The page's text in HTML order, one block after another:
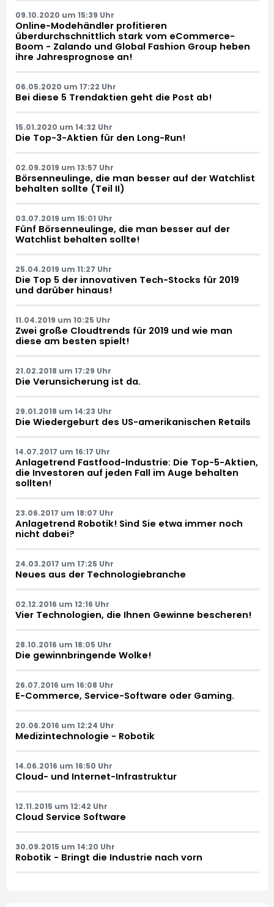
09.10.2020 um 15:39 Uhr
Online-Modehändler profitieren
überdurchschnittlich stark vom eCommerce-
Boom - Zalando und Global Fashion Group heben
ihre Jahresprognose an!
06.05.2020 um 17:22 Uhr
Bei diese 5 Trendaktien geht die Post ab!
15.01.2020 um 14:32 Uhr
Die Top-3-Aktien für den Long-Run!
02.09.2019 um 13:57 Uhr
Börsenneulinge, die man besser auf der Watchlist
behalten sollte (Teil II)
03.07.2019 um 15:01 Uhr
Fünf Börsenneulinge, die man besser auf der
Watchlist behalten sollte!
25.04.2019 um 11:27 Uhr
Die Top 5 der innovativen Tech-Stocks für 2019
und darüber hinaus!
11.04.2019 um 10:25 Uhr
Zwei große Cloudtrends für 2019 und wie man
diese am besten spielt!
21.02.2018 um 17:29 Uhr
Die Verunsicherung ist da.
29.01.2018 um 14:23 Uhr
Die Wiedergeburt des US-amerikanischen Retails
14.07.2017 um 16:17 Uhr
Anlagetrend Fastfood-Industrie: Die Top-5-Aktien,
die Investoren auf jeden Fall im Auge behalten
sollten!
23.06.2017 um 18:07 Uhr
Anlagetrend Robotik! Sind Sie etwa immer noch
nicht dabei?
24.03.2017 um 17:25 Uhr
Neues aus der Technologiebranche
02.12.2016 um 12:16 Uhr
Vier Technologien, die Ihnen Gewinne bescheren!
28.10.2016 um 18:05 Uhr
Die gewinnbringende Wolke!
26.07.2016 um 16:08 Uhr
E-Commerce, Service-Software oder Gaming.
20.06.2016 um 12:24 Uhr
Medizintechnologie - Robotik
14.06.2016 um 16:50 Uhr
Cloud- und Internet-Infrastruktur
12.11.2015 um 12:42 Uhr
Cloud Service Software
30.09.2015 um 14:20 Uhr
Robotik - Bringt die Industrie nach vorn